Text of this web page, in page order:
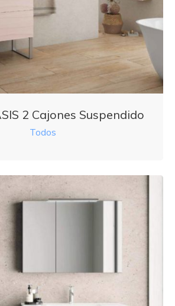
2 Cajones Suspendido
Todos